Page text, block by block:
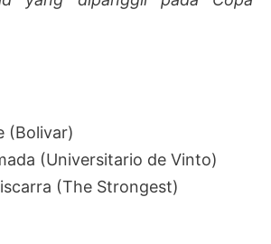
(Bolivar)
(Universitario de Vinto)
(The Strongest)